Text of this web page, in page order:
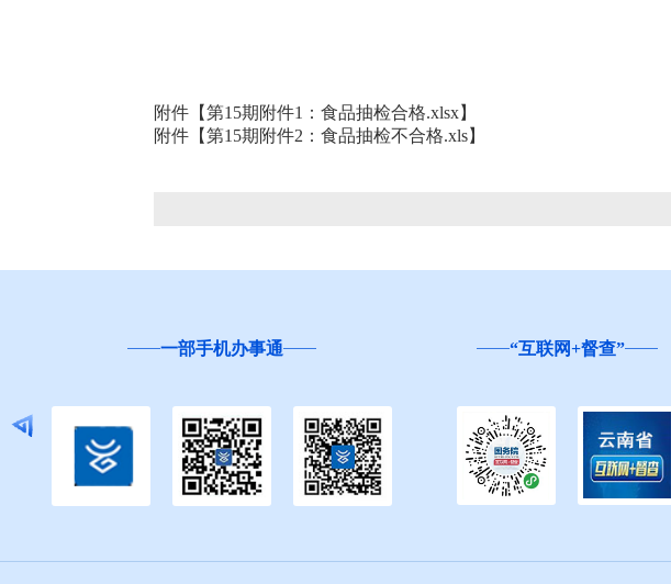
附件【第15期附件1：食品抽检合格.xlsx】
附件【第15期附件2：食品抽检不合格.xls】
“互联网+督查”
云南省营商环境投